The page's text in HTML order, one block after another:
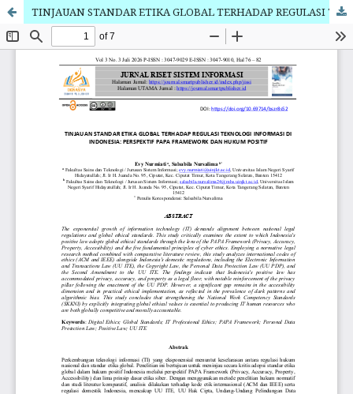
TINJAUAN STANDAR ETIKA GLOBAL TERHADAP REGULASI TEKNOLOGI INFORMASI DI INDONESIA: PERSPEKTIF PAPA FRAMEWORK DAN HUKUM POSITIF